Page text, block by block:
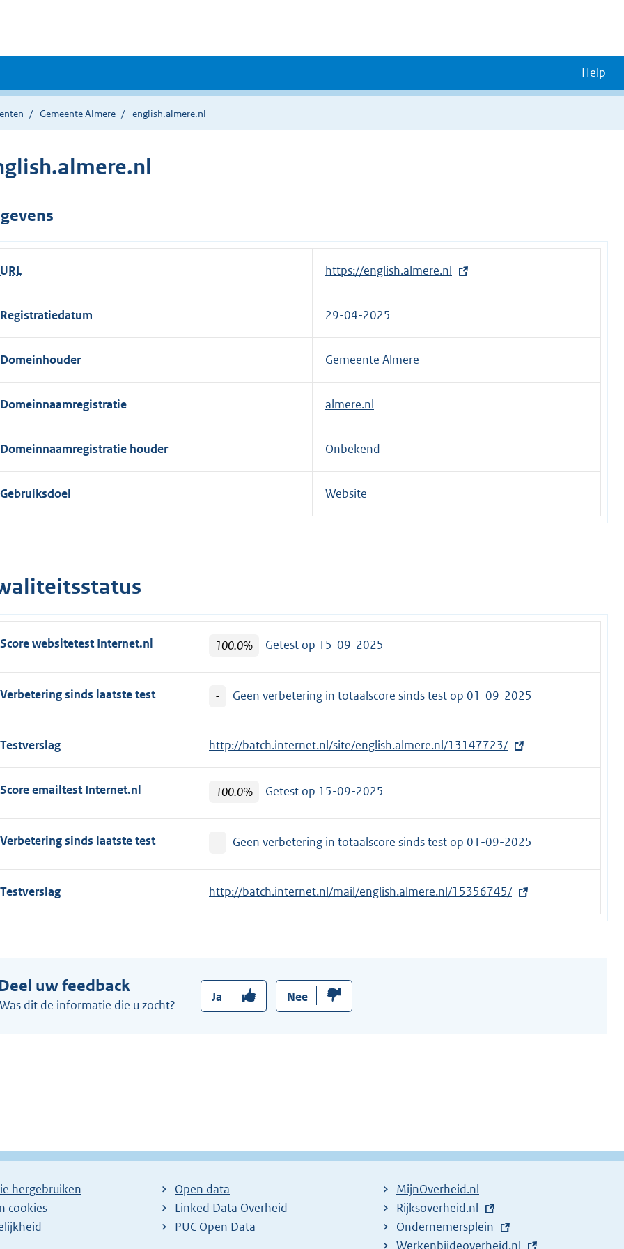
Help
Gemeente Almere english.almere.nl
URL
E
x
t
n
e
l
https://english.almere.nl
Registratiedatum 29-04-2025
Domeinhouder Gemeente Almere
Domeinnaamregistratie almere.nl
Domeinnaamregistratie houder Onbekend
Gebruiksdoel Website
Score websitetest Internet.nl 100.0% Getest op 15-09-2025
Verbetering sinds laatste test - Geen verbetering in totaalscore sinds test op 01-09-2025
Testverslag
E
x
r
i
n
http://batch.internet.nl/site/english.almere.nl/13147723/
Score emailtest Internet.nl 100.0% Getest op 15-09-2025
Verbetering sinds laatste test - Geen verbetering in totaalscore sinds test op 01-09-2025
Testverslag
E
x
n
e
http://batch.internet.nl/mail/english.almere.nl/15356745/
uw feedback
Was dit de informatie die u zocht?
Ja Nee
hergebruiken
cookies
Open data
Linked Data Overheid
PUC Open Data
MijnOverheid.nl
E
x
t
Rijksoverheid.nl
E
x
Ondernemersplein
E
Werkenbijdeoverheid.nl